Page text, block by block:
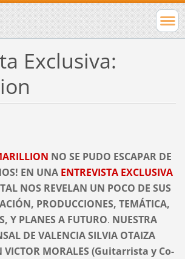
Exclusiva:
NO SE PUDO ESCAPAR DE
EN UNA ENTREVISTA EXCLUSIVA
NOS REVELAN UN POCO DE SUS
PRODUCCIONES, TEMÁTICA,
Y PLANES A FUTURO. NUESTRA
DE VALENCIA SILVIA OTAIZA
VICTOR MORALES (Guitarrista y Co-